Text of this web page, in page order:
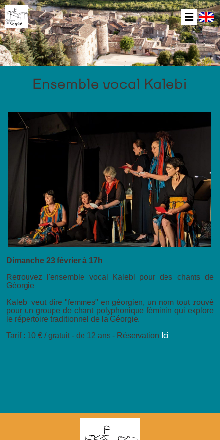
Ensemble vocal Kalebi
Dimanche 23 février à 17h
Retrouvez l'ensemble vocal Kalebi pour des chants de
Géorgie
Kalebi veut dire "femmes" en géorgien, un nom tout trouvé
pour un groupe de chant polyphonique féminin qui explore
le répertoire traditionnel de la Géorgie.
Tarif : 10 € / gratuit - de 12 ans - Réservation Ici